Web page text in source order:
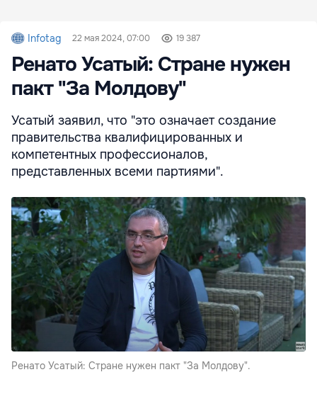
Infotag 22 мая 2024, 07:00 19 387
Ренато Усатый: Стране нужен
пакт "За Молдову"
Усатый заявил, что "это означает создание
правительства квалифицированных и
компетентных профессионалов,
представленных всеми партиями".
Ренато Усатый: Стране нужен пакт "За Молдову".